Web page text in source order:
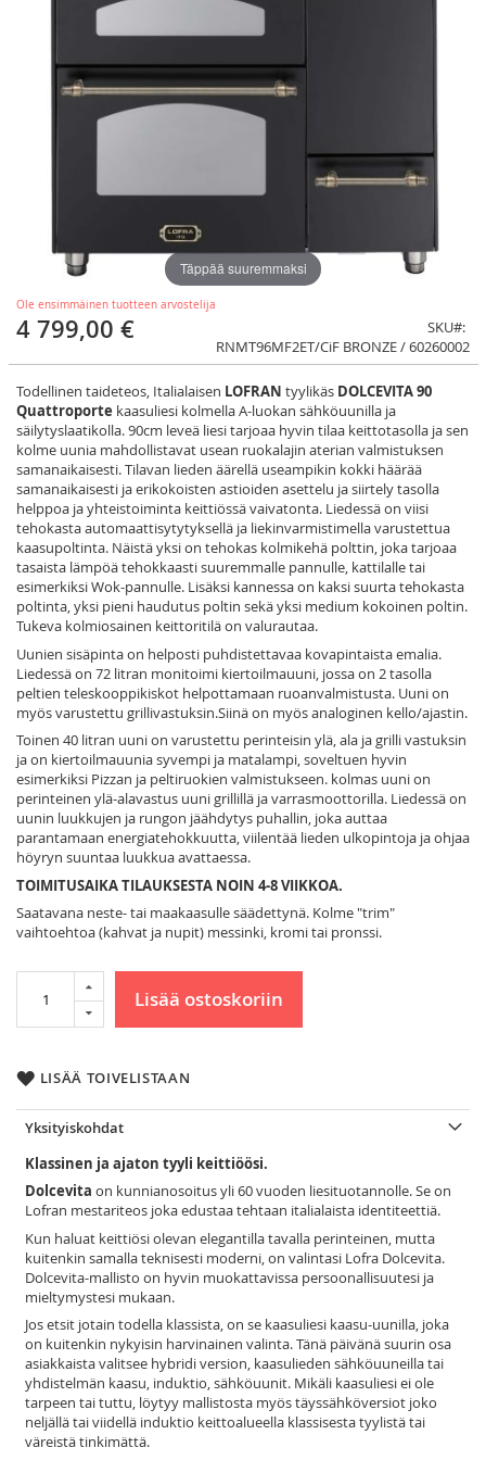
Ole ensimmäinen tuotteen arvostelija
4 799,00 €
SKU
RNMT96MF2ET/CiF BRONZE / 60260002
Todellinen taideteos, Italialaisen LOFRAN tyylikäs DOLCEVITA 90
Quattroporte kaasuliesi kolmella A-luokan sähköuunilla ja
säilytyslaatikolla. 90cm leveä liesi tarjoaa hyvin tilaa keittotasolla ja sen
kolme uunia mahdollistavat usean ruokalajin aterian valmistuksen
samanaikaisesti. Tilavan lieden äärellä useampikin kokki häärää
samanaikaisesti ja erikokoisten astioiden asettelu ja siirtely tasolla
helppoa ja yhteistoiminta keittiössä vaivatonta. Liedessä on viisi
tehokasta automaattisytytyksellä ja liekinvarmistimella varustettua
kaasupoltinta. Näistä yksi on tehokas kolmikehä polttin, joka tarjoaa
tasaista lämpöä tehokkaasti suuremmalle pannulle, kattilalle tai
esimerkiksi Wok-pannulle. Lisäksi kannessa on kaksi suurta tehokasta
poltinta, yksi pieni haudutus poltin sekä yksi medium kokoinen poltin.
Tukeva kolmiosainen keittoritilä on valurautaa.
Uunien sisäpinta on helposti puhdistettavaa kovapintaista emalia.
Liedessä on 72 litran monitoimi kiertoilmauuni, jossa on 2 tasolla
peltien teleskooppikiskot helpottamaan ruoanvalmistusta. Uuni on
myös varustettu grillivastuksin.Siinä on myös analoginen kello/ajastin.
Toinen 40 litran uuni on varustettu perinteisin ylä, ala ja grilli vastuksin
ja on kiertoilmauunia syvempi ja matalampi, soveltuen hyvin
esimerkiksi Pizzan ja peltiruokien valmistukseen. kolmas uuni on
perinteinen ylä-alavastus uuni grillillä ja varrasmoottorilla. Liedessä on
uunin luukkujen ja rungon jäähdytys puhallin, joka auttaa
parantamaan energiatehokkuutta, viilentää lieden ulkopintoja ja ohjaa
höyryn suuntaa luukkua avattaessa.
TOIMITUSAIKA TILAUKSESTA NOIN 4-8 VIIKKOA.
Saatavana neste- tai maakaasulle säädettynä. Kolme "trim"
vaihtoehtoa (kahvat ja nupit) messinki, kromi tai pronssi.
Lisää ostoskoriin
LISÄÄ TOIVELISTAAN
Täppää suuremmaksi
Yksityiskohdat
Klassinen ja ajaton tyyli keittiöösi.
Dolcevita on kunnianosoitus yli 60 vuoden liesituotannolle. Se on
Lofran mestariteos joka edustaa tehtaan italialaista identiteettiä.
Kun haluat keittiösi olevan elegantilla tavalla perinteinen, mutta
kuitenkin samalla teknisesti moderni, on valintasi Lofra Dolcevita.
Dolcevita-mallisto on hyvin muokattavissa persoonallisuutesi ja
mieltymystesi mukaan.
Jos etsit jotain todella klassista, on se kaasuliesi kaasu-uunilla, joka
on kuitenkin nykyisin harvinainen valinta. Tänä päivänä suurin osa
asiakkaista valitsee hybridi version, kaasulieden sähköuuneilla tai
yhdistelmän kaasu, induktio, sähköuunit. Mikäli kaasuliesi ei ole
tarpeen tai tuttu, löytyy mallistosta myös täyssähköversiot joko
neljällä tai viidellä induktio keittoalueella klassisesta tyylistä tai
väreistä tinkimättä.